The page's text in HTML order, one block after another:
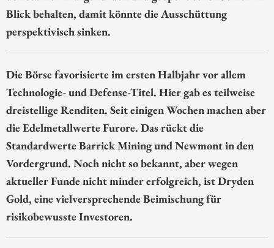
Blick behalten, damit könnte die Ausschüttung
perspektivisch sinken.
Die Börse favorisierte im ersten Halbjahr vor allem
Technologie- und Defense-Titel. Hier gab es teilweise
dreistellige Renditen. Seit einigen Wochen machen aber
die Edelmetallwerte Furore. Das rückt die
Standardwerte Barrick Mining und Newmont in den
Vordergrund. Noch nicht so bekannt, aber wegen
aktueller Funde nicht minder erfolgreich, ist Dryden
Gold, eine vielversprechende Beimischung für
risikobewusste Investoren.